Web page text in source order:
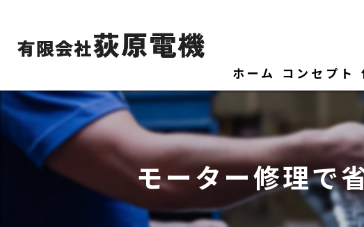
ホーム コンセプト
モーター修理で